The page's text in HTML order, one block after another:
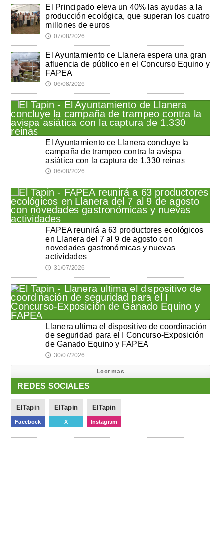
El Principado eleva un 40% las ayudas a la
producción ecológica, que superan los cuatro
millones de euros
🕔 07/08/2026
El Ayuntamiento de Llanera espera una gran
afluencia de público en el Concurso Equino y
FAPEA
🕔 06/08/2026
El Ayuntamiento de Llanera concluye la
campaña de trampeo contra la avispa
asiática con la captura de 1.330 reinas
🕔 06/08/2026
FAPEA reunirá a 63 productores ecológicos
en Llanera del 7 al 9 de agosto con
novedades gastronómicas y nuevas
actividades
🕔 31/07/2026
Llanera ultima el dispositivo de coordinación
de seguridad para el I Concurso-Exposición
de Ganado Equino y FAPEA
🕔 30/07/2026
Leer mas
REDES SOCIALES
ElTapin
Facebook
ElTapin
X
ElTapin
Instagram